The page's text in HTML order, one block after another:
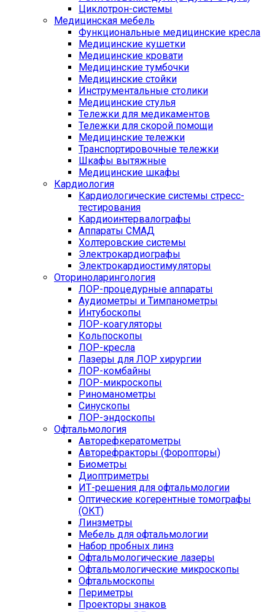
Циклотрон-системы
Медицинская мебель
Функциональные медицинские кресла
Медицинские кушетки
Медицинские кровати
Медицинские тумбочки
Медицинские стойки
Инструментальные столики
Медицинские стулья
Тележки для медикаментов
Тележки для скорой помощи
Медицинские тележки
Транспортировочные тележки
Шкафы вытяжные
Медицинские шкафы
Кардиология
Кардиологические системы стресс-
тестирования
Кардиоинтервалографы
Аппараты СМАД
Холтеровские системы
Электрокардиографы
Электрокардиостимуляторы
Оториноларингология
ЛОР-процедурные аппараты
Аудиометры и Тимпанометры
Интубоскопы
ЛОР-коагуляторы
Кольпоскопы
ЛОР-кресла
Лазеры для ЛОР хирургии
ЛОР-комбайны
ЛОР-микроскопы
Риноманометры
Синускопы
ЛОР-эндоскопы
Офтальмология
Авторефкератометры
Авторефракторы (Форопторы)
Биометры
Диоптриметры
ИТ-решения для офтальмологии
Оптические когерентные томографы
(ОКТ)
Линзметры
Мебель для офтальмологии
Набор пробных линз
Офтальмологические лазеры
Офтальмологические микроскопы
Офтальмоскопы
Периметры
Проекторы знаков